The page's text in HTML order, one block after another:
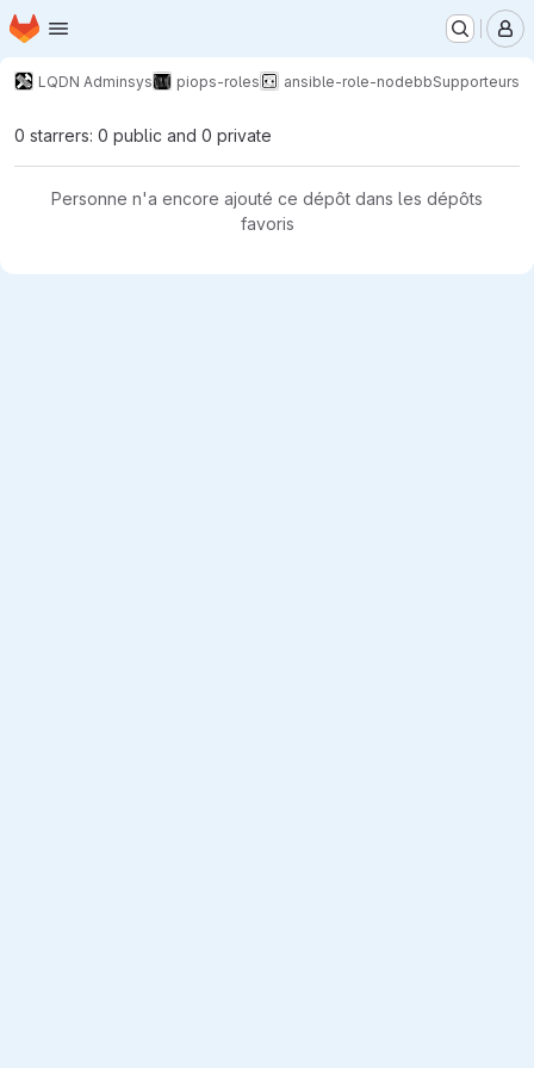
Passer au contenu principal
Page d'accueil
LQDN Adminsys piops-roles ansible-role-nodebbSupporteurs
0 starrers: 0 public and 0 private
Personne n'a encore ajouté ce dépôt dans les dépôts
favoris